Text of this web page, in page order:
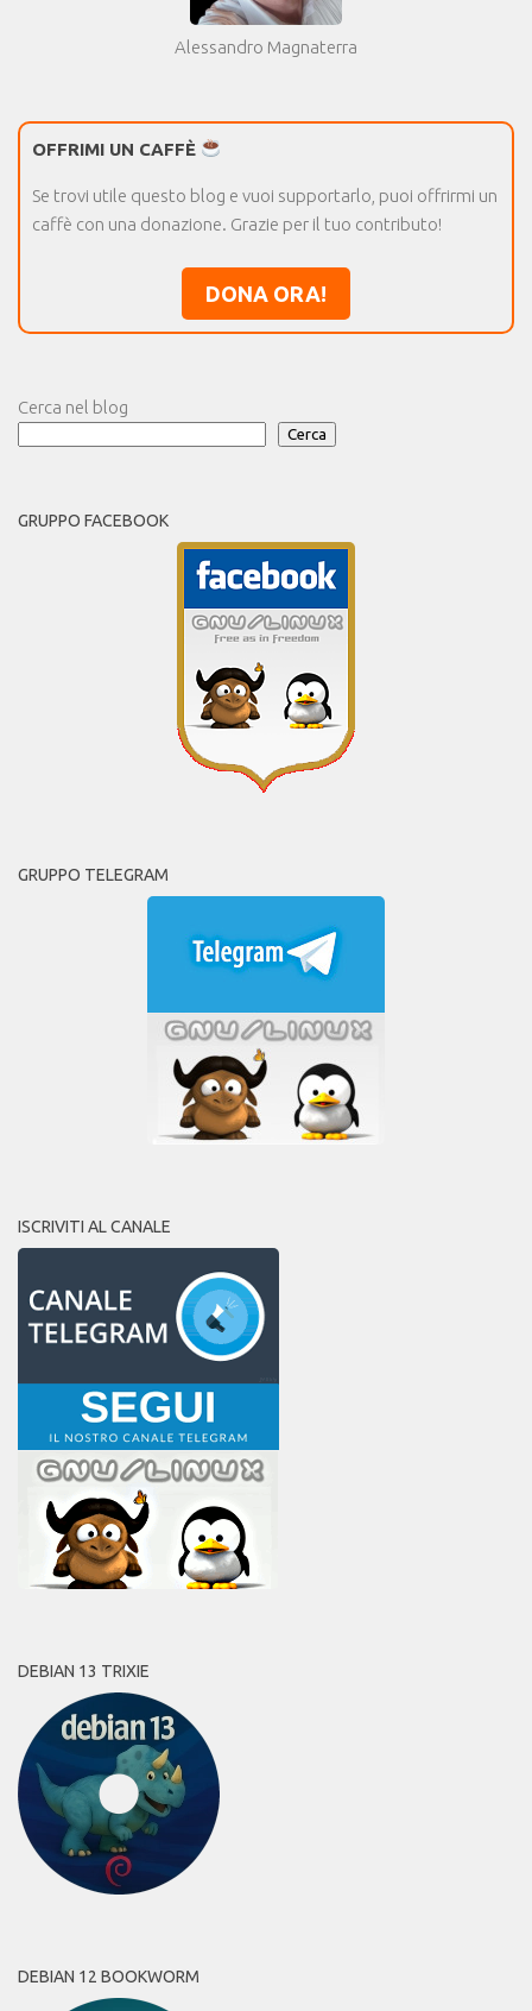
Alessandro Magnaterra
OFFRIMI UN CAFFÈ
Se trovi utile questo blog e vuoi supportarlo, puoi offrirmi un
caffè con una donazione. Grazie per il tuo contributo!
DONA ORA!
Cerca nel blog
Cerca
GRUPPO FACEBOOK
GRUPPO TELEGRAM
ISCRIVITI AL CANALE
DEBIAN 13 TRIXIE
DEBIAN 12 BOOKWORM